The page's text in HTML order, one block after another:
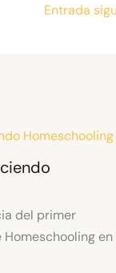
Entrada
del primer
en